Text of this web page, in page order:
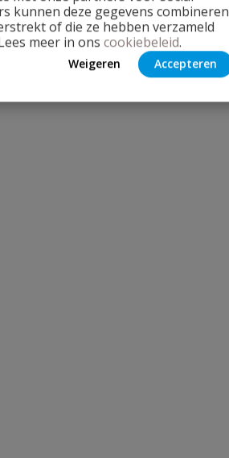
kunnen deze gegevens combineren
of die ze hebben verzameld
meer in ons cookiebeleid.
Weigeren Accepteren